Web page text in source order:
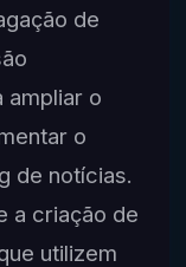
de
ampliar o
o
de notícias.
a criação de
utilizem